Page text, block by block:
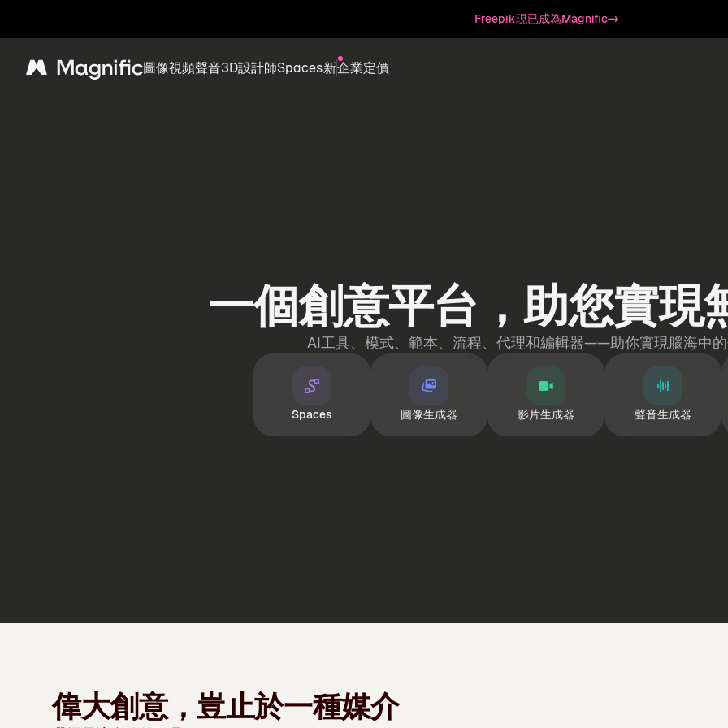
Freepik現已成為Magnific
Magnific 圖像視頻聲音3D設計師Spaces新企業定價
一個創意平台，助您實現
AI工具、模式、範本、流程、代理和編輯器——助你實現腦海中
Spaces 圖像生成器 影片生成器 聲音生成器
偉大創意，豈止於一種媒介